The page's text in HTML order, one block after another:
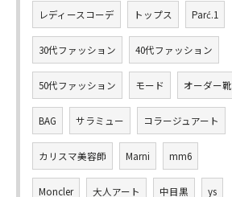
レディースコーデ トップス Parć.1
30代ファッション 40代ファッション
50代ファッション モード オーダー靴
BAG サラミュー コラージュアート
カリスマ美容師 Marni mm6
Moncler 大人アート 中目黒 ys